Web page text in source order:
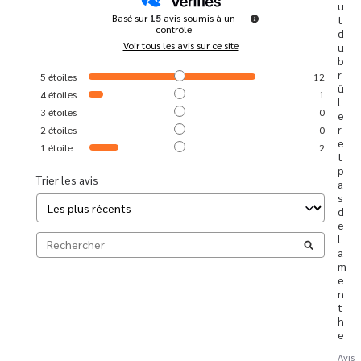
Basé sur15 avis soumis à un
contrôle
Voir tous les avis sur ce site
5 étoiles
12
4étoiles
1
3 étoiles
0
2 étoiles
0
1 étoile 2
Trier les avis
u
t
d
u
b
r
û
l
e
r
e
t
p
a
s
d
e
l
a
m
e
n
t
h
e
Avis